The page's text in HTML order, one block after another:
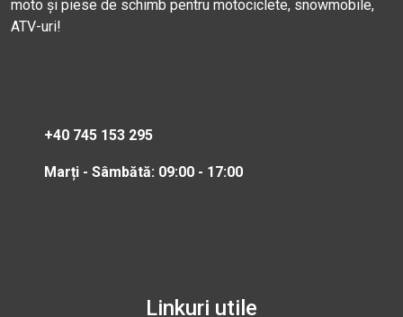
moto și piese de schimb pentru motociclete, snowmobile,
ATV-uri!
+40 745 153 295
Marți - Sâmbătă: 09:00 - 17:00
Linkuri utile